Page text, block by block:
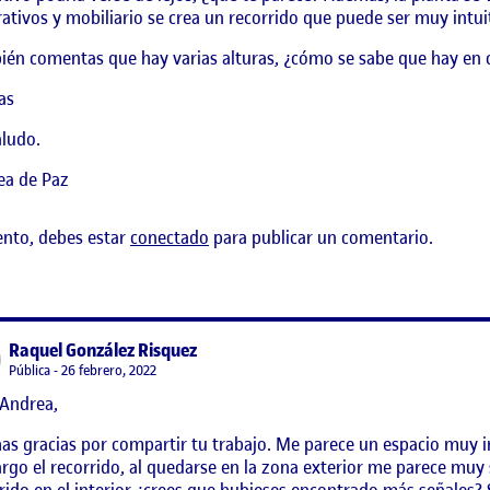
y mobiliario se crea un recorrido que puede ser muy
comentas que hay varias alturas, ¿cómo se sabe que hay en
de Paz
debes estarconectado para publicar un comentario.
Raquel González Risquezsays:
Visibilidad:
Pública 26 febrero, 2022
gracias por compartir tu trabajo. Me parece un espacio muy
el recorrido, al quedarse en la zona exterior me parece